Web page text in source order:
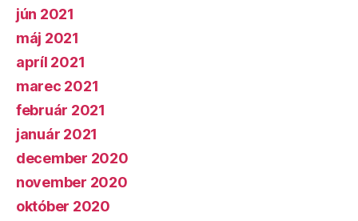
jún 2021
máj 2021
apríl 2021
marec 2021
február 2021
január 2021
december 2020
november 2020
október 2020